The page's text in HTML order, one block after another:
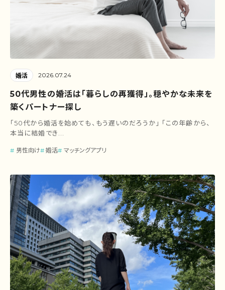
婚活 2026.07.24
50代男性の婚活は「暮らしの再獲得」。穏やかな未来を
築くパートナー探し
「50代から婚活を始めても、もう遅いのだろうか」 「この年齢から、
本当に結婚でき...
男性向け 婚活 マッチングアプリ